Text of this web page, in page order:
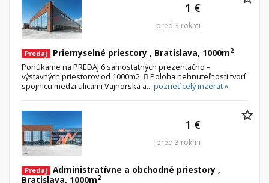
Predaj Priemyselné priestory , Bratislava, 1000m2
Ponúkame na PREDAJ 6 samostatných prezentačno –
výstavných priestorov od 1000m2.  Poloha nehnuteľnosti tvorí
spojnicu medzi ulicami Vajnorská a... pozrieť celý inzerát »
1 €
pred 3 rokmi
Predaj
Administratívne a obchodné priestory ,
Bratislava, 1000m2
1 €
pred 3 rokmi